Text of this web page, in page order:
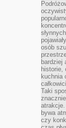
osób
bardziej
historie,
kuchnia
Taki
bywa
czy